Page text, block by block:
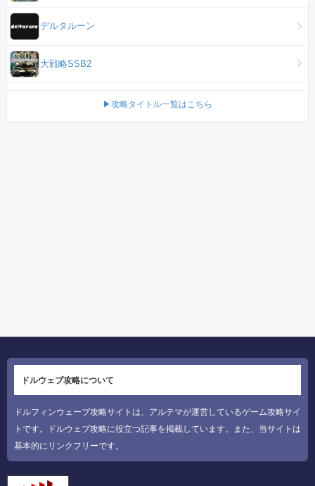
デルタルーン
大戦略SSB2
▶攻略タイトル一覧はこちら
ドルウェブ攻略について
ドルフィンウェーブ攻略サイトは、アルテマが運営しているゲーム攻略サイ
トです。ドルウェブ攻略に役立つ記事を掲載しています。また、当サイトは
基本的にリンクフリーです。